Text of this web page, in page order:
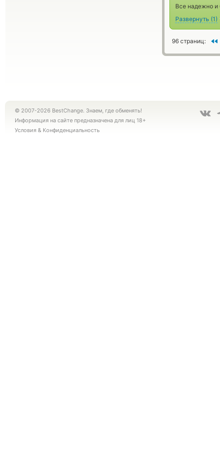
Все надежно и
Развернуть (1)
96 страниц:
© 2007-2026 BestChange. Знаем, где обменять!
Информация на сайте предназначена для лиц 18+
Условия & Конфиденциальность